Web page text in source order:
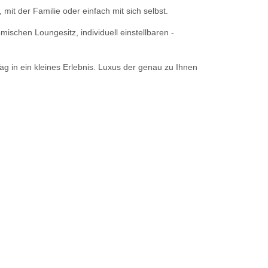
der Familie oder einfach mit sich selbst.
Loungesitz, individuell einstellbaren -
in ein kleines Erlebnis. Luxus der genau zu Ihnen